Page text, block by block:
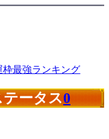
枠最強ランキング
テータス0